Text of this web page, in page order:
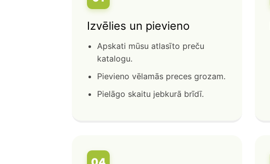
Izvēlies un pievieno
Apskati mūsu atlasīto preču
katalogu.
Pievieno vēlamās preces grozam.
Pielāgo skaitu jebkurā brīdī.